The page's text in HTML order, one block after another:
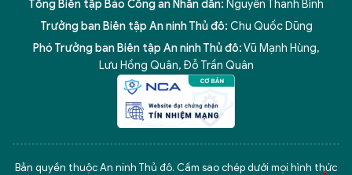
Tổng Biên tập Báo Công an Nhân dân: Nguyễn Thanh Bình
Trưởng ban Biên tập An ninh Thủ đô: Chu Quốc Dũng
Phó Trưởng ban Biên tập An ninh Thủ đô:Vũ Mạnh Hùng,
Lưu Hồng Quân, Đỗ Trần Quân
Bản quyền thuộc An ninh Thủ đô. Cấm sao chép dưới mọi hình thức
5 điểm nghẽn của Hà Nội giải pháp xử lý điểm nghẽn của